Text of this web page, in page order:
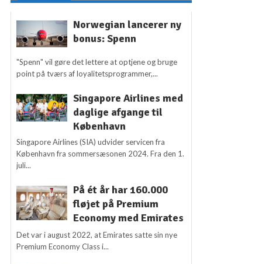
Norwegian lancerer ny
bonus: Spenn
"Spenn" vil gøre det lettere at optjene og bruge
point på tværs af loyalitetsprogrammer,...
Singapore Airlines med
daglige afgange til
København
Singapore Airlines (SIA) udvider servicen fra
København fra sommersæsonen 2024. Fra den 1.
juli...
På ét år har 160.000
fløjet på Premium
Economy med Emirates
Det var i august 2022, at Emirates satte sin nye
Premium Economy Class i...